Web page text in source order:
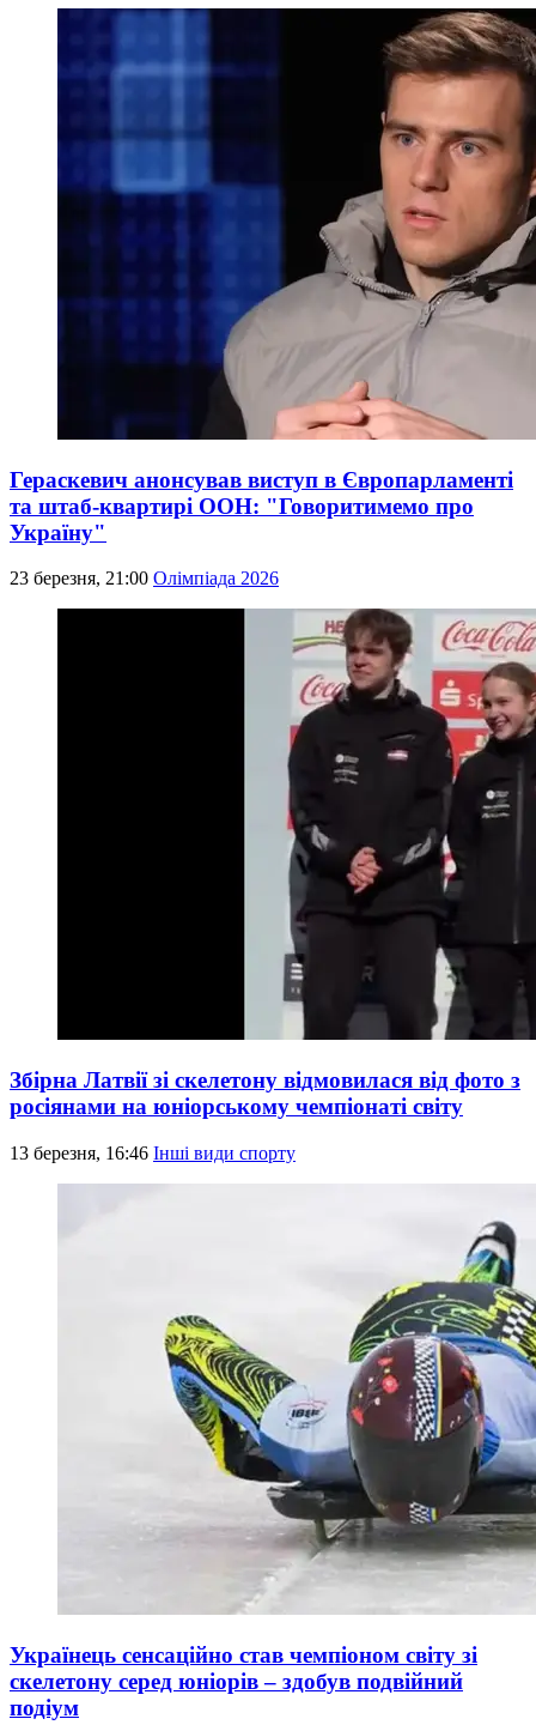
Гераскевич анонсував виступ в Європарламенті
та штаб-квартирі ООН: "Говоритимемо про
Україну"
23 березня, 21:00 Олімпіада 2026
Збірна Латвії зі скелетону відмовилася від фото з
росіянами на юніорському чемпіонаті світу
13 березня, 16:46 Інші види спорту
Українець сенсаційно став чемпіоном світу зі
скелетону серед юніорів – здобув подвійний
подіум